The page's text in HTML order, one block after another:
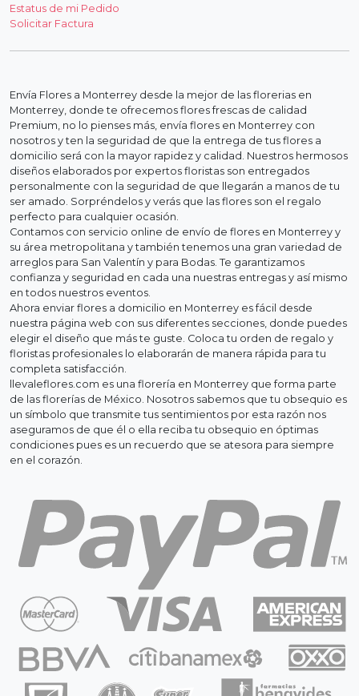
Estatus de mi Pedido
Solicitar Factura
Envía Flores a Monterrey desde la mejor de las florerias en
Monterrey, donde te ofrecemos flores frescas de calidad
Premium, no lo pienses más, envía flores en Monterrey con
nosotros y ten la seguridad de que la entrega de tus flores a
domicilio será con la mayor rapidez y calidad. Nuestros hermosos
diseños elaborados por expertos floristas son entregados
personalmente con la seguridad de que llegarán a manos de tu
ser amado. Sorpréndelos y verás que las flores son el regalo
perfecto para cualquier ocasión.
Contamos con servicio online de envío de flores en Monterrey y
su área metropolitana y también tenemos una gran variedad de
arreglos para San Valentín y para Bodas. Te garantizamos
confianza y seguridad en cada una nuestras entregas y así mismo
en todos nuestros eventos.
Ahora enviar flores a domicilio en Monterrey es fácil desde
nuestra página web con sus diferentes secciones, donde puedes
elegir el diseño que más te guste. Coloca tu orden de regalo y
floristas profesionales lo elaborarán de manera rápida para tu
completa satisfacción.
llevaleflores.com es una florería en Monterrey que forma parte
de las florerías de México. Nosotros sabemos que tu obsequio es
un símbolo que transmite tus sentimientos por esta razón nos
aseguramos de que él o ella reciba tu obsequio en óptimas
condiciones pues es un recuerdo que se atesora para siempre
en el corazón.